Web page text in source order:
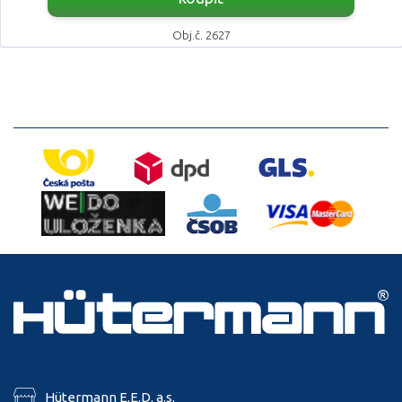
Obj.č. 2627
Hütermann E.E.D. a.s.